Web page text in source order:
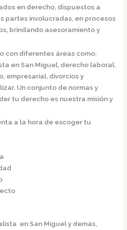
en derecho, dispuestos a
partes involucradas, en procesos
brindando asesoramiento y
con diferentes áreas como:
en San Miguel, derecho laboral,
empresarial, divorcios y
Un conjunto de normas y
tu derecho es nuestra misión y
a la hora de escoger tu
en San Miguely demás,